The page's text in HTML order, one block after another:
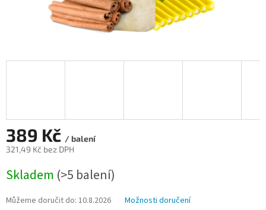
389 Kč / balení
321,49 Kč bez DPH
cena:
Skladem (>5 balení)
Můžeme doručit do: 10.8.2026 Možnosti doručení